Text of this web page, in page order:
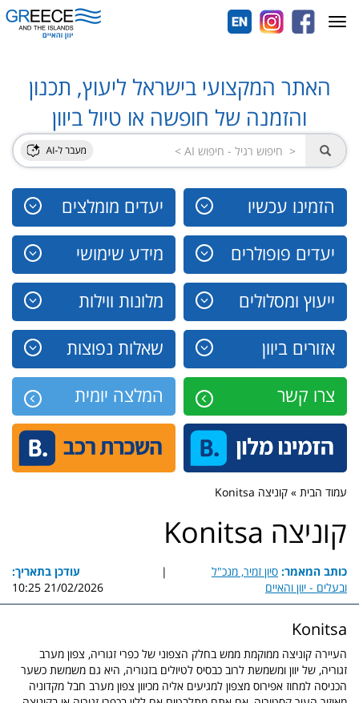
האתר המקצועי בישראל ליעוץ, תכנון
והזמנה של חופשה או טיול ביוון
הזמינו עכשיו יעדים מומלצים
יעדים פופולרים מידע שימושי
ייעוץ ומסלולים מלונות ווילות
אזורים ביוון שאלות נפוצות
צרו קשר המלצה יומית
Toggle
navigation
עמוד הבית » קוניצה Konitsa
קוניצה Konitsa
כותב המאמר: סיון זמיר, מנכ"ל
ובעלים - יוון והאיים
|
עודכן בתאריך:
21/02/2026 10:25
Konitsa
העיירה קוניצה ממוקמת ממש בחלק הצפוני של כפרי זגוריה, צפון מערב
זגוריה, של יוון ומשמשת לרוב כבסיס לטיולים בזגוריה, היא גם משמשת כשער
הכניסה למחוז אפירוס מצפון למגיעים אליה מכיוון צפון מערב חבל מקדוניה